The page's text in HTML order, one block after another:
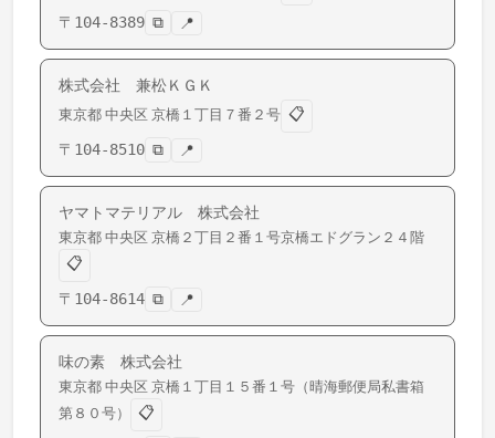
〒 104-8389 ⧉ 📍
株式会社 兼松ＫＧＫ
東京都 中央区 京橋 １丁目７番２号 📋
〒 104-8510 ⧉ 📍
ヤマトマテリアル 株式会社
東京都 中央区 京橋 ２丁目２番１号京橋エドグラン２４階
📋
〒 104-8614 ⧉ 📍
味の素 株式会社
東京都 中央区 京橋 １丁目１５番１号（晴海郵便局私書箱
第８０号）
📋